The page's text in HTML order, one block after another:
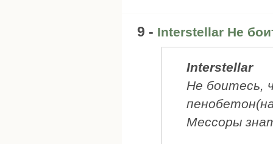
9 - Interstellar Не
Interstellar
Не боитесь,
Мессоры